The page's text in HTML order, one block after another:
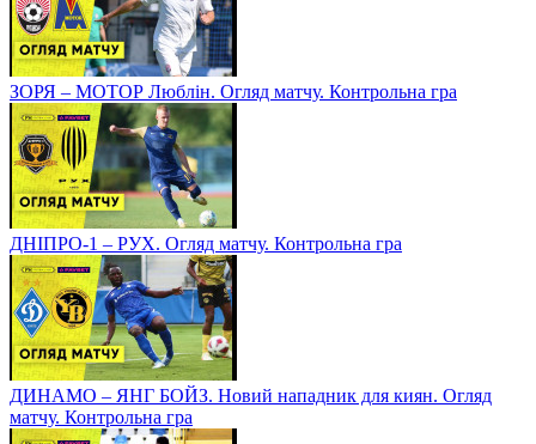
ЗОРЯ – МОТОР Люблін. Огляд матчу. Контрольна гра
ДНІПРО-1 – РУХ. Огляд матчу. Контрольна гра
ДИНАМО – ЯНГ БОЙЗ. Новий нападник для киян. Огляд
матчу. Контрольна гра